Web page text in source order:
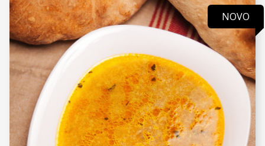
VIDI JOŠ
NOVO